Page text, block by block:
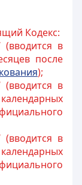
Кодекс:
в
после
);
в
в